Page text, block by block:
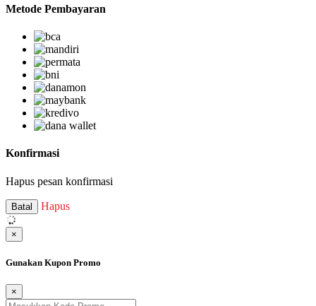
Metode Pembayaran
Konfirmasi
Hapus pesan konfirmasi
Batal Hapus
×
Gunakan Kupon Promo
×